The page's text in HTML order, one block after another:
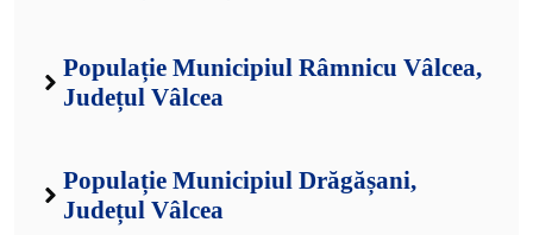
Populație Municipiul Râmnicu Vâlcea,
Județul Vâlcea
Populație Municipiul Drăgășani,
Județul Vâlcea